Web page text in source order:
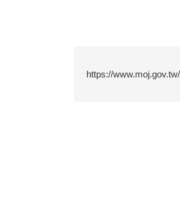
https://